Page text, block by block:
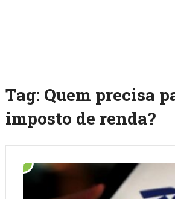
Tag: Quem precisa
imposto de renda?